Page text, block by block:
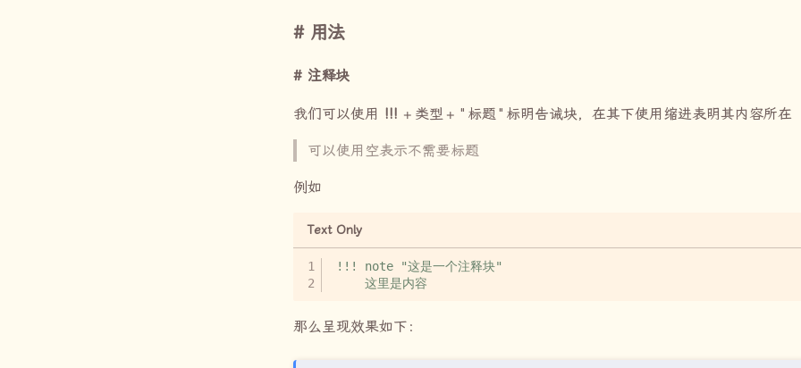
用法
注释块
我们可以使用 !!! + 类型 + " 标题 " 标明告诫块，在其下使用缩进表明其内容所在
可以使用空表示不需要标题
例如
Text Only
那么呈现效果如下：